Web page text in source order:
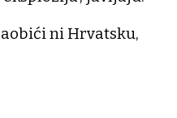
ni Hrvatsku,